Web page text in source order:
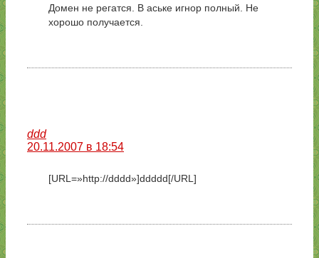
Домен не регатся. В аське игнор полный. Не
хорошо получается.
ddd
20.11.2007 в 18:54
[URL=»http://dddd»]ddddd[/URL]